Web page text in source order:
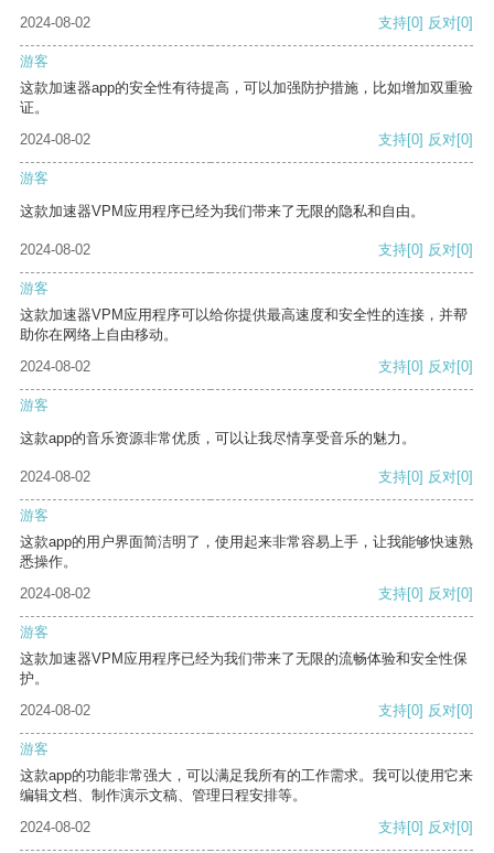
2024-08-02 支持[0] 反对[0]
游客
这款加速器app的安全性有待提高，可以加强防护措施，比如增加双重验
证。
2024-08-02
支持[0] 反对[0]
游客
这款加速器VPM应用程序已经为我们带来了无限的隐私和自由。
2024-08-02 支持[0] 反对[0]
游客
这款加速器VPM应用程序可以给你提供最高速度和安全性的连接，并帮
助你在网络上自由移动。
2024-08-02
支持[0] 反对[0]
游客
这款app的音乐资源非常优质，可以让我尽情享受音乐的魅力。
2024-08-02 支持[0] 反对[0]
游客
这款app的用户界面简洁明了，使用起来非常容易上手，让我能够快速熟
悉操作。
2024-08-02
支持[0] 反对[0]
游客
这款加速器VPM应用程序已经为我们带来了无限的流畅体验和安全性保
护。
2024-08-02
支持[0] 反对[0]
游客
这款app的功能非常强大，可以满足我所有的工作需求。我可以使用它来
编辑文档、制作演示文稿、管理日程安排等。
2024-08-02
支持[0] 反对[0]